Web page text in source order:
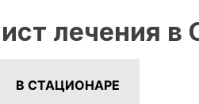
лечения в
В СТАЦИОНАРЕ